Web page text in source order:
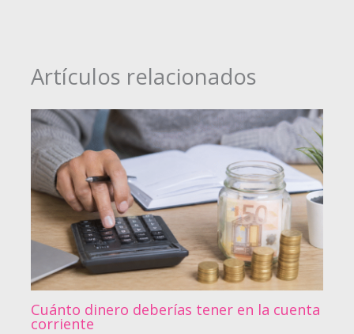
Artículos relacionados
Cuánto dinero deberías tener en la cuenta
corriente